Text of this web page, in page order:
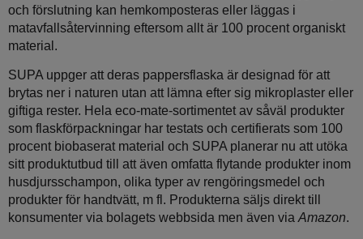
och förslutning kan hemkomposteras eller läggas i
matavfallsåtervinning eftersom allt är 100 procent organiskt
material.
SUPA uppger att deras pappersflaska är designad för att
brytas ner i naturen utan att lämna efter sig mikroplaster eller
giftiga rester. Hela eco-mate-sortimentet av såväl produkter
som flaskförpackningar har testats och certifierats som 100
procent biobaserat material och SUPA planerar nu att utöka
sitt produktutbud till att även omfatta flytande produkter inom
husdjursschampon, olika typer av rengöringsmedel och
produkter för handtvätt, m fl. Produkterna säljs direkt till
konsumenter via bolagets webbsida men även via Amazon.